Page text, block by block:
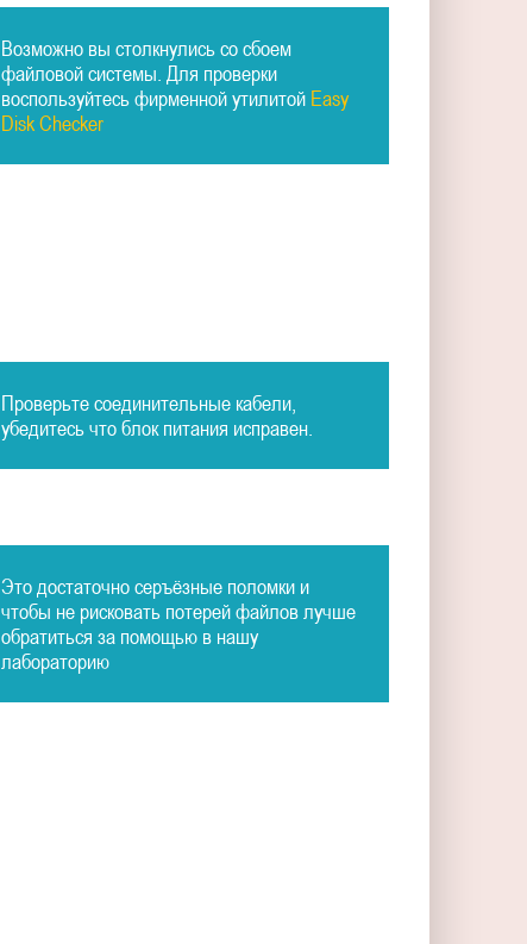
Возможно вы столкнулись со сбоем
файловой системы. Для проверки
воспользуйтесь фирменной утилитой Easy
Disk Checker
Проверьте соединительные кабели,
убедитесь что блок питания исправен.
Это достаточно серъёзные поломки и
чтобы не рисковать потерей файлов лучше
обратиться за помощью в нашу
лабораторию